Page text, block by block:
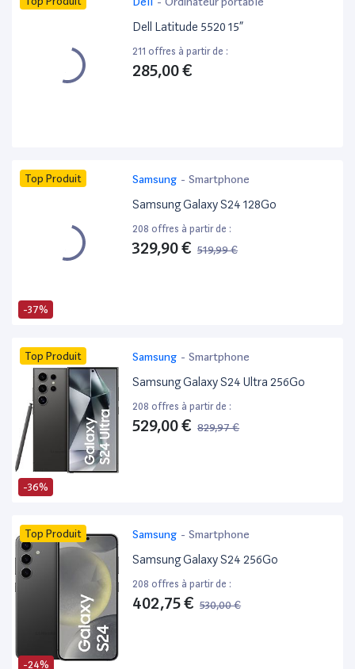
Dell Latitude 5520 15”
211 offres à partir de :
285,00 €
-37%
Top Produit Samsung - Smartphone
Samsung Galaxy S24 128Go
208 offres à partir de :
329,90 € 519,99 €
-36%
Top Produit Samsung - Smartphone
Samsung Galaxy S24 Ultra 256Go
208 offres à partir de :
529,00 € 829,97 €
-24%
Top Produit Samsung - Smartphone
Samsung Galaxy S24 256Go
208 offres à partir de :
402,75 € 530,00 €